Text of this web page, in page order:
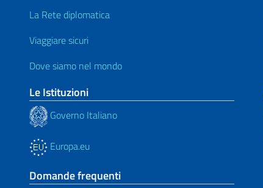
La Rete diplomatica
Viaggiare sicuri
Dove siamo nel mondo
Le Istituzioni
Governo Italiano
Europa.eu
Domande frequenti